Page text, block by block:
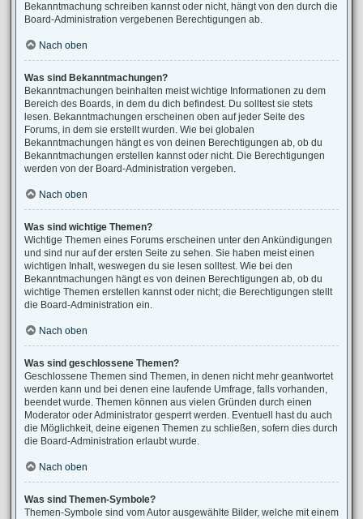
Bekanntmachung schreiben kannst oder nicht, hängt von den durch die
Board-Administration vergebenen Berechtigungen ab.
Nach oben
Was sind Bekanntmachungen?
Bekanntmachungen beinhalten meist wichtige Informationen zu dem
Bereich des Boards, in dem du dich befindest. Du solltest sie stets
lesen. Bekanntmachungen erscheinen oben auf jeder Seite des
Forums, in dem sie erstellt wurden. Wie bei globalen
Bekanntmachungen hängt es von deinen Berechtigungen ab, ob du
Bekanntmachungen erstellen kannst oder nicht. Die Berechtigungen
werden von der Board-Administration vergeben.
Nach oben
Was sind wichtige Themen?
Wichtige Themen eines Forums erscheinen unter den Ankündigungen
und sind nur auf der ersten Seite zu sehen. Sie haben meist einen
wichtigen Inhalt, weswegen du sie lesen solltest. Wie bei den
Bekanntmachungen hängt es von deinen Berechtigungen ab, ob du
wichtige Themen erstellen kannst oder nicht; die Berechtigungen stellt
die Board-Administration ein.
Nach oben
Was sind geschlossene Themen?
Geschlossene Themen sind Themen, in denen nicht mehr geantwortet
werden kann und bei denen eine laufende Umfrage, falls vorhanden,
beendet wurde. Themen können aus vielen Gründen durch einen
Moderator oder Administrator gesperrt werden. Eventuell hast du auch
die Möglichkeit, deine eigenen Themen zu schließen, sofern dies durch
die Board-Administration erlaubt wurde.
Nach oben
Was sind Themen-Symbole?
Themen-Symbole sind vom Autor ausgewählte Bilder, welche mit einem